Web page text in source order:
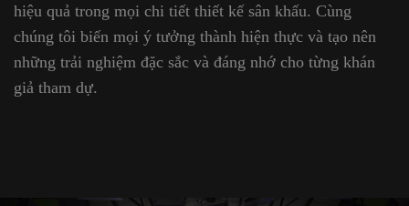
hiệu quả trong mọi chi tiết thiết kế sân khấu. Cùng
chúng tôi biến mọi ý tưởng thành hiện thực và tạo nên
những trải nghiệm đặc sắc và đáng nhớ cho từng khán
giả tham dự.